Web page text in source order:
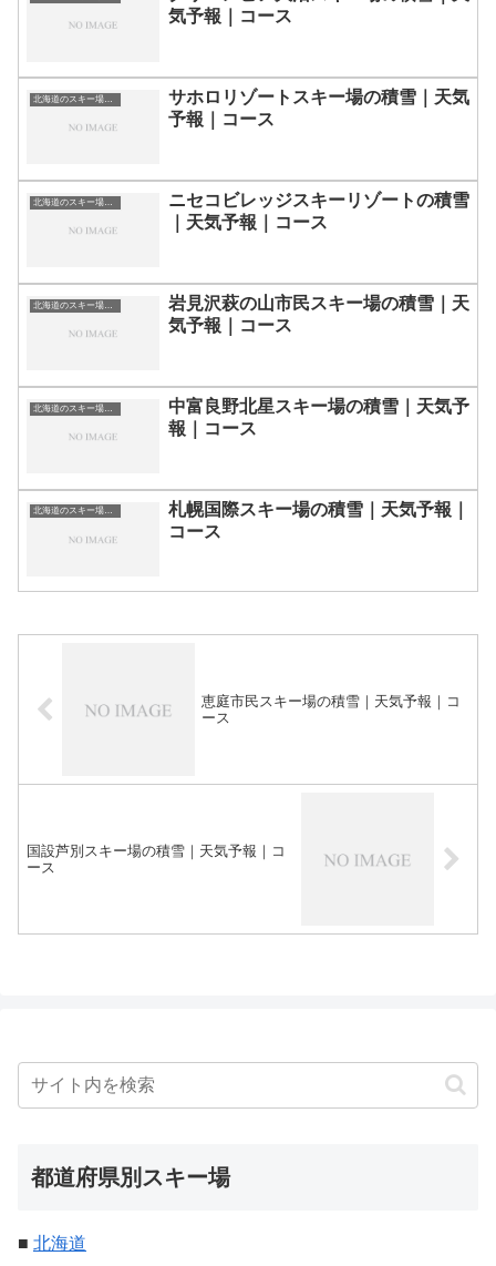
気予報｜コース
北海道のスキー場・ゲレンデの一覧
サホロリゾートスキー場の積雪｜天気
予報｜コース
北海道のスキー場・ゲレンデの一覧
ニセコビレッジスキーリゾートの積雪
｜天気予報｜コース
北海道のスキー場・ゲレンデの一覧
岩見沢萩の山市民スキー場の積雪｜天
気予報｜コース
北海道のスキー場・ゲレンデの一覧
中富良野北星スキー場の積雪｜天気予
報｜コース
北海道のスキー場・ゲレンデの一覧
札幌国際スキー場の積雪｜天気予報｜
コース
恵庭市民スキー場の積雪｜天気予報｜コ
ース
国設芦別スキー場の積雪｜天気予報｜コ
ース
都道府県別スキー場
■ 北海道